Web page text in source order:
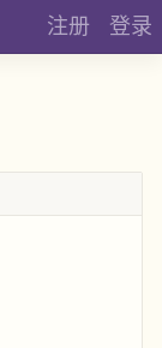
注册 登录